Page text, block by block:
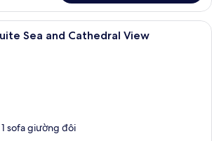
Sea and Cathedral View
sofa giường đôi